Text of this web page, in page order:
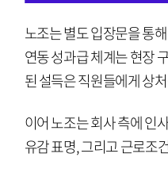
노조는 별도 입장문을 통
연동 성과급 체계는 현장
된 설득은 직원들에게 상
이어 노조는 회사 측에 인
유감 표명, 그리고 근로조